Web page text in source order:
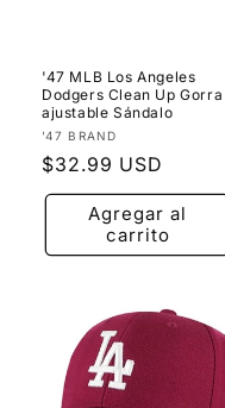
'47 MLB Los Angeles
Dodgers Clean Up Gorra
ajustable Sándalo
Proveedor:
'47 BRAND
Precio
habitual
$32.99 USD
Agregar al
carrito